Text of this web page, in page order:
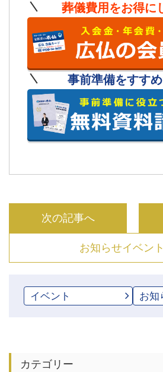
葬儀費用をお得に
事前準備をすす
お知らせイベン
次の記事へ
イベント お知
カテゴリー